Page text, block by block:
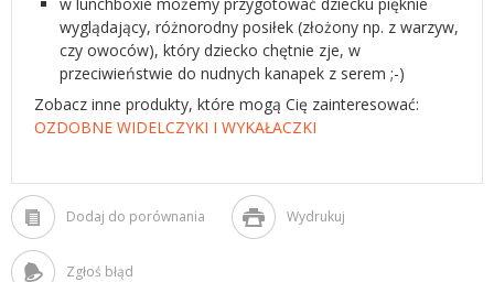
w lunchboxie możemy przygotować dziecku pięknie
wyglądający, różnorodny posiłek (złożony np. z warzyw,
czy owoców), który dziecko chętnie zje, w
przeciwieństwie do nudnych kanapek z serem ;-)
Zobacz inne produkty, które mogą Cię zainteresować:
OZDOBNE WIDELCZYKI I WYKAŁACZKI
Dodaj do porównania Wydrukuj
Zgłoś błąd